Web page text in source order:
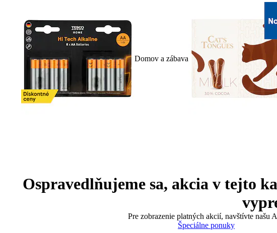
Domov a zábava
Ospravedlňujeme sa, akcia v tejto
Pre zobrazenie platných akcií, navštívte našu
Špeciálne ponuky